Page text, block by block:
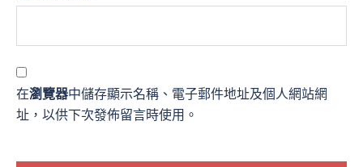
在瀏覽器中儲存顯示名稱、電子郵件地址及個人網站網
址，以供下次發佈留言時使用。